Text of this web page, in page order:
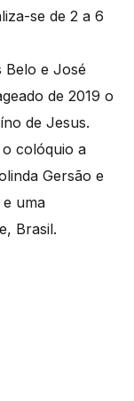
se de 2 a 6
Belo e José
de 2019 o
de Jesus.
colóquio a
Gersão e
uma
Brasil.